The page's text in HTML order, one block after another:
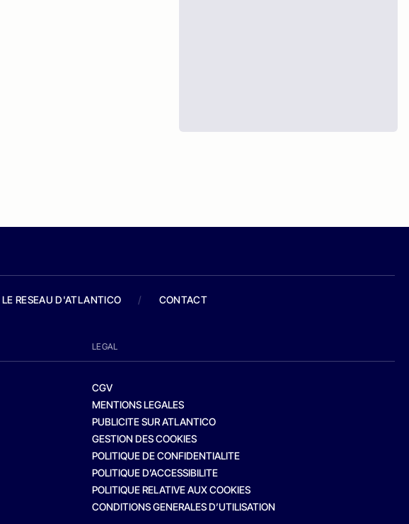
LE RESEAU D'ATLANTICO / CONTACT
LEGAL
CGV
MENTIONS LEGALES
PUBLICITE SUR ATLANTICO
GESTION DES COOKIES
POLITIQUE DE CONFIDENTIALITE
POLITIQUE D’ACCESSIBILITE
POLITIQUE RELATIVE AUX COOKIES
CONDITIONS GENERALES D’UTILISATION